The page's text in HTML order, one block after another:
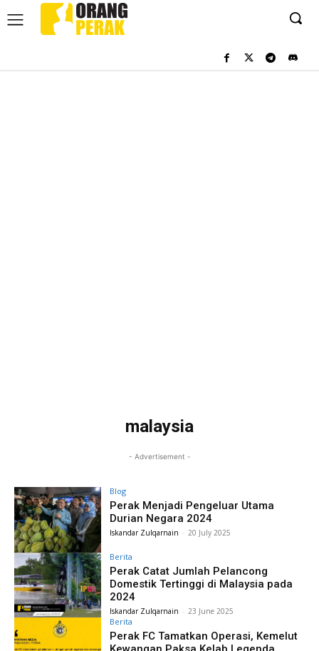
malaysia
- Advertisement -
Blog
Perak Menjadi Pengeluar Utama
Durian Negara 2024
Iskandar Zulqarnain - 20 July 2025
Berita
Perak Catat Jumlah Pelancong
Domestik Tertinggi di Malaysia pada
2024
Iskandar Zulqarnain - 23 June 2025
Berita
Perak FC Tamatkan Operasi, Kemelut